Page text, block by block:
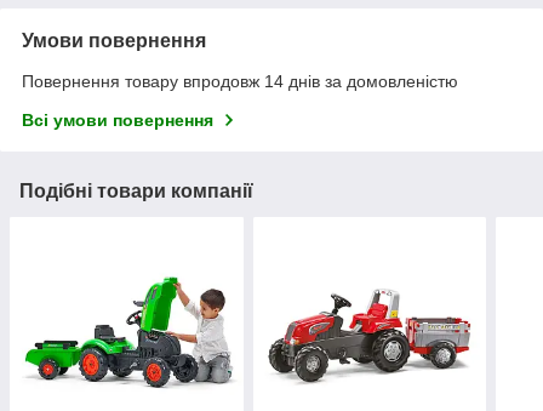
Умови повернення
Повернення товару впродовж 14 днів за домовленістю
Всі умови повернення
Подібні товари компанії